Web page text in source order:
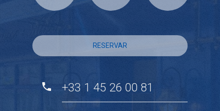
RESERVAR
+33 1 45 26 00 81